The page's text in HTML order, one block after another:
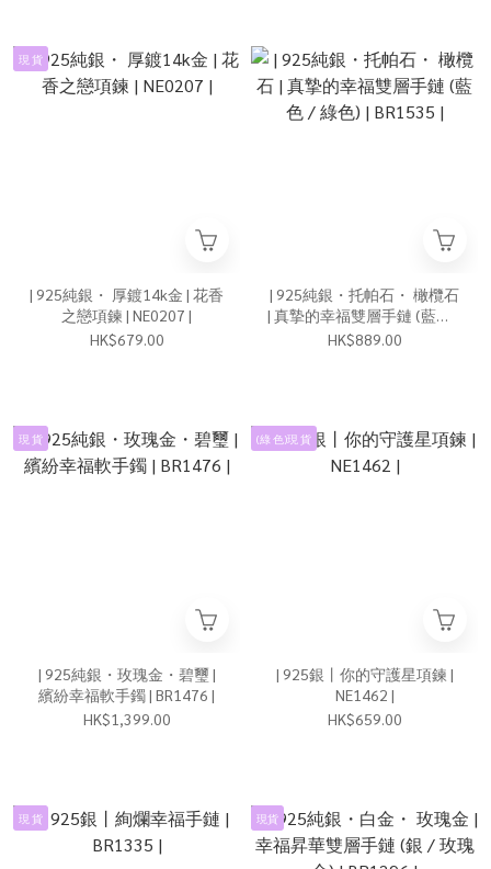
現 貨
| 925純銀・ 厚鍍14k金 | 花香
之戀項鍊 | NE0207 |
HK$679.00
| 925純銀・托帕石・ 橄欖石
| 真摯的幸福雙層手鏈 (藍色 /
綠色) | BR1535 |
HK$889.00
現 貨
| 925純銀・玫瑰金・碧璽 |
繽紛幸福軟手鐲 | BR1476 |
HK$1,399.00
(綠 色)現 貨
| 925銀丨你的守護星項鍊 |
NE1462 |
HK$659.00
現 貨 現貨